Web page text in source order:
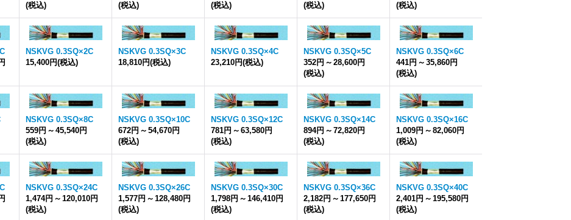
(税込)
(税込)
(税込)
(税込)
(税込)
NSKVG 0.3SQ×2C
15,400円(税込)
NSKVG 0.3SQ×3C
18,810円(税込)
NSKVG 0.3SQ×4C
23,210円(税込)
NSKVG 0.3SQ×5C
352円 ～ 28,600円
(税込)
NSKVG 0.3SQ×6C
441円 ～ 35,860円
(税込)
NSKVG 0.3SQ×8C
559円 ～ 45,540円
(税込)
NSKVG 0.3SQ×10C
672円 ～ 54,670円
(税込)
NSKVG 0.3SQ×12C
781円 ～ 63,580円
(税込)
NSKVG 0.3SQ×14C
894円 ～ 72,820円
(税込)
NSKVG 0.3SQ×16C
1,009円 ～ 82,060円
(税込)
NSKVG 0.3SQ×24C
1,474円 ～ 120,010円
(税込)
NSKVG 0.3SQ×26C
1,577円 ～ 128,480円
(税込)
NSKVG 0.3SQ×30C
1,798円 ～ 146,410円
(税込)
NSKVG 0.3SQ×36C
2,182円 ～ 177,650円
(税込)
NSKVG 0.3SQ×40C
2,401円 ～ 195,580円
(税込)